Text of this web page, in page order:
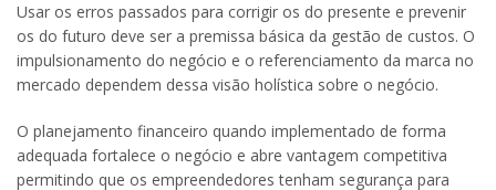
Usar os erros passados para corrigir os do presente e prevenir
os do futuro deve ser a premissa básica da gestão de custos. O
impulsionamento do negócio e o referenciamento da marca no
mercado dependem dessa visão holística sobre o negócio.
O planejamento financeiro quando implementado de forma
adequada fortalece o negócio e abre vantagem competitiva
permitindo que os empreendedores tenham segurança para